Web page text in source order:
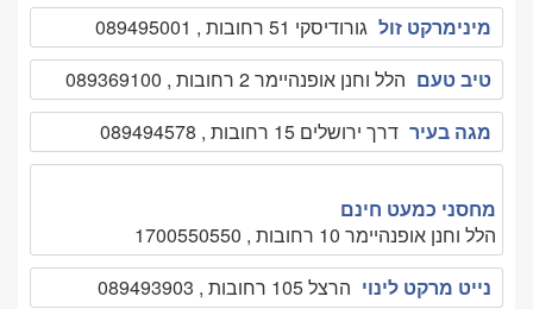
מינימרקט זול גורודיסקי 51 רחובות , 089495001
טיב טעם הלל וחנן אופנהיימר 2 רחובות , 089369100
מגה בעיר דרך ירושלים 15 רחובות , 089494578
מחסני כמעט חינם
הלל וחנן אופנהיימר 10 רחובות , 1700550550
נייט מרקט לינוי הרצל 105 רחובות , 089493903